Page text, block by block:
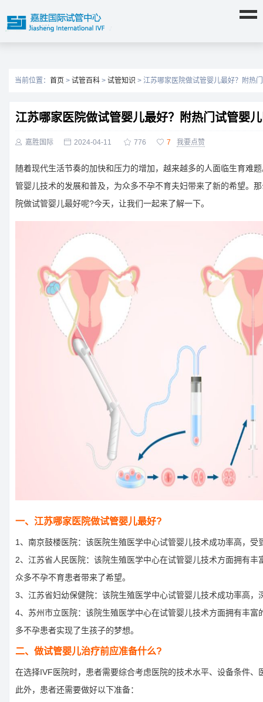
当前位置： 首页 > 试管百科 > 试管知识 > 江苏哪家医院做试管婴儿最好？附热
江苏哪家医院做试管婴儿最好？附热门试管婴
 嘉胜国际  2024-04-11  776  7 我要点赞
随着现代生活节奏的加快和压力的增加，越来越多的人面临生育难
管婴儿技术的发展和普及，为众多不孕不育夫妇带来了新的希望。
院做试管婴儿最好呢?今天，让我们一起来了解一下。
一、江苏哪家医院做试管婴儿最好?
1、南京鼓楼医院：该医院生殖医学中心试管婴儿技术成功率高，受
2、江苏省人民医院：该院生殖医学中心在试管婴儿技术方面拥有丰
众多不孕不育患者带来了希望。
3、江苏省妇幼保健院：该院生殖医学中心试管婴儿技术成功率高，
4、苏州市立医院：该院生殖医学中心在试管婴儿技术方面拥有丰富
多不孕患者实现了生孩子的梦想。
二、做试管婴儿治疗前应准备什么?
在选择IVF医院时，患者需要综合考虑医院的技术水平、设备条件、
此外，患者还需要做好以下准备：